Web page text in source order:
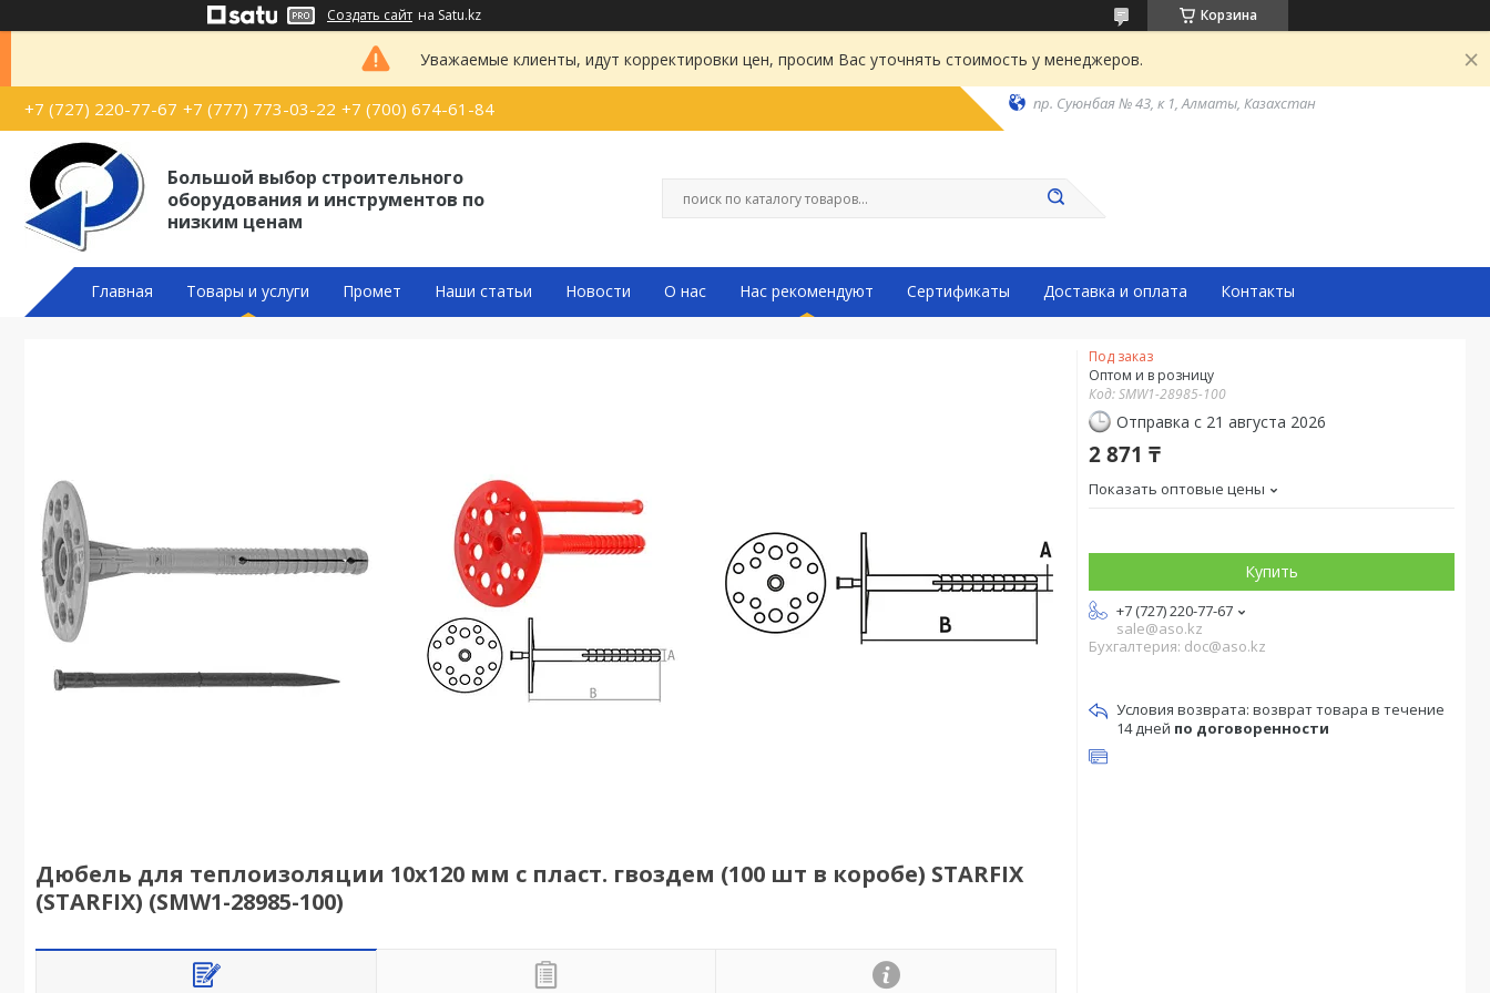
Создать сайт на Satu.kz Корзина
Уважаемые клиенты, идут корректировки цен, просим Вас уточнять стоимость у менеджеров.
+7 (727) 220-77-67 +7 (777) 773-03-22 +7 (700) 674-61-84 пр. Суюнбая № 43, к 1, Алматы, Казахстан
Большой выбор строительного
оборудования и инструментов по
низким ценам
Главная Товары и услуги Промет Наши статьи Новости О нас Нас рекомендуют Сертификаты Доставка и оплата Контакты
Дюбель для теплоизоляции 10х120 мм с пласт. гвоздем (100 шт в коробе) STARFIX
(STARFIX) (SMW1-28985-100)
Под заказ
Оптом и в розницу
Код:SMW1-28985-100
Отправка с 21 августа 2026
2 871 ₸
Показать оптовые цены
Купить
+7 (727) 220-77-67
sale@aso.kz
Бухгалтерия: doc@aso.kz
возврат товара в течение
14 дней по договоренности